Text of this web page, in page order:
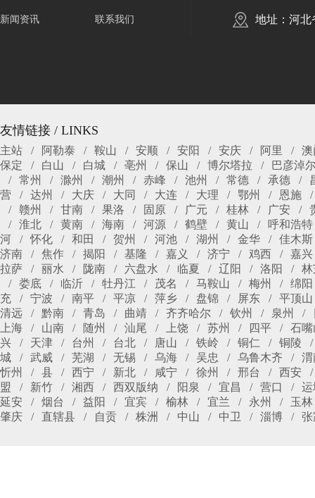
新闻资讯 联系我们 地址：河北
友情链接 / LINKS
主站 阿勒泰 鞍山 安顺 安阳 安庆 阿里
澳
保定
白山 白城 亳州 保山 博尔塔拉
巴彦淖
常州
滁州 潮州 赤峰 池州 常德 承德
营
达州 大庆 大同 大连 大理 鄂州
恩施
赣州
甘南 果洛 固原 广元 桂林 广安
淮北
黄南 海南 河源 鹤壁 黄山
呼和浩特
河
怀化 和田 贺州 河池 湖州 金华
佳木斯
济南
焦作 揭阳 基隆 嘉义 济宁 鸡西
嘉兴
拉萨
丽水 陇南 六盘水 临夏 辽阳 洛阳
林
娄底
临沂 牡丹江 茂名 马鞍山 梅州
绵阳
充
宁波 南平 平凉 萍乡 盘锦 屏东
平顶山
清远
黔南 青岛 曲靖 齐齐哈尔 钦州 泉州
上海
山南 随州 汕尾 上饶 苏州 四平
石嘴
兴
天津 台州 台北 唐山 铁岭 铜仁
铜陵
城
武威 芜湖 无锡 乌海 吴忠 乌鲁木齐
渭
忻州
县 西宁 新北 咸宁 徐州 邢台
西安
盟
新竹 湘西 西双版纳 阳泉 宜昌 营口
运
延安
烟台 益阳 宜宾 榆林 宜兰 永州
玉林
肇庆
直辖县 自贡 株洲 中山 中卫 淄博 张